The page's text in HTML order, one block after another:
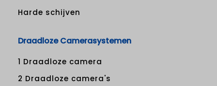
Harde schijven
Draadloze Camerasystemen
1 Draadloze camera
2 Draadloze camera's